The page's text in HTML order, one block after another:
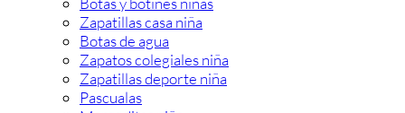
Zapatillas casa niña
Botas de agua
Zapatos colegiales niña
Zapatillas deporte niña
Pascualas